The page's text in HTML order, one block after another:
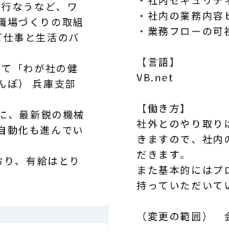
になります。そのためまずは求人
味有無を面談等で確認致します。
正式な求人応募へと進んでいただ
なうなど、ワ
場づくりの取組
事と生活のバ
「わが社の健
ぽ） 兵庫支部
、最新鋭の機械
動化も進んでい
、有給はとり
・社内の業務内容
・業務フローの可
【言語】
VB.net
【働き方】
社外とのやり取り
きますので、社内
だきます。
また基本的にはプ
持っていただいて
（変更の範囲）